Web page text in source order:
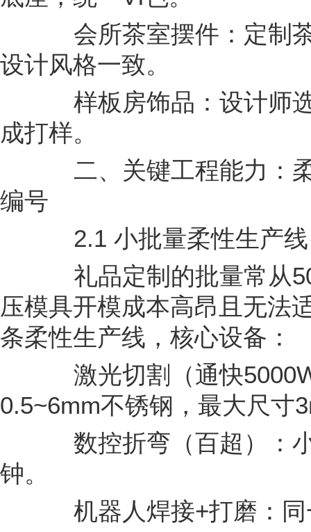
会所茶室摆件：定制茶
设计风格一致。
样板房饰品：设计师选
成打样。
二、关键工程能力：柔
编号
2.1 小批量柔性生产线
礼品定制的批量常从
压模具开模成本高昂且无法
条柔性生产线，核心设备：
激光切割（通快
0.5~6mm不锈钢，最大尺寸
数控折弯（百超）：小
钟。
机器人焊接+打磨：同